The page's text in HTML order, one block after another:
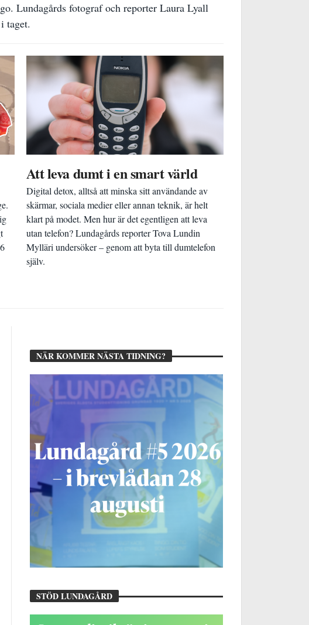
Lundagårds fotograf och reporter Laura Lyall
taget.
Att leva dumt i en smart värld
Digital detox, alltså att minska sitt användande av
skärmar, sociala medier eller annan teknik, är helt
klart på modet. Men hur är det egentligen att leva
utan telefon? Lundagårds reporter Tova Lundin
Mylläri undersöker – genom att byta till dumtelefon
själv.
NÄR KOMMER NÄSTA TIDNING?
STÖD LUNDAGÅRD